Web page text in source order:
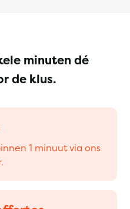
minuten dé
de klus.
1 minuut via ons